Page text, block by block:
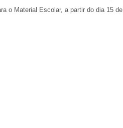
o Material Escolar, a partir do dia 15